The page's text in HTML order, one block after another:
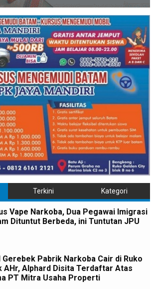
Terkini Kategori
Vape Narkoba, Dua Pegawai Imigrasi
Dituntut Berbeda, ini Tuntutan JPU
Gerebek Pabrik Narkoba Cair di Ruko
AHr, Alphard Disita Terdaftar Atas
PT Mitra Usaha Properti